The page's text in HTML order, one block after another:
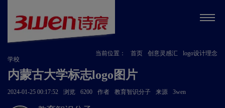
当前位置： 首页 创意灵感汇
logo设计理念
学校
内蒙古大学标志logo图片
2024-01-25 00:17:52 浏览 6200 作者 教育智识分子 来源 3wen